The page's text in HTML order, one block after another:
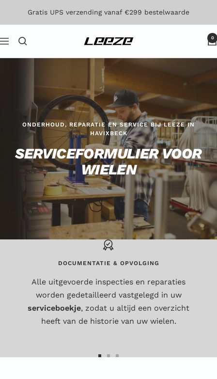
inhoud
Gratis UPS verzending vanaf €299 bestelwaarde
Navigatie Leeze 0
ONDERHOUD, REPARATIE EN SERVICE BIJ LEEZE IN
HAVIXBECK
SERVICEFORMULIER VOOR
WIELEN
DOCUMENTATIE & OPVOLGING
Alle uitgevoerde inspecties en reparaties
worden gedetailleerd vastgelegd in uw
serviceboekje, zodat u altijd een overzicht
heeft van de historie van uw wielen.